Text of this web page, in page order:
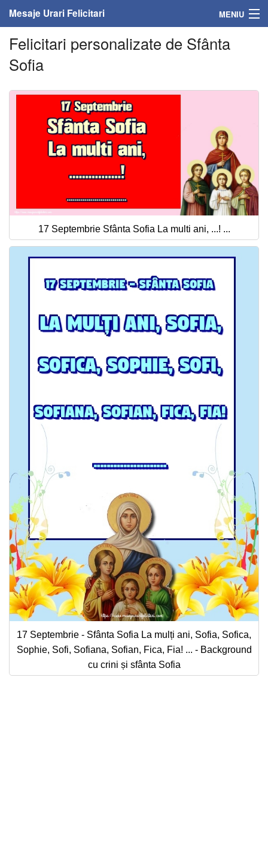
Mesaje Urari Felicitari MENIU
Home
Mesaje
Felicitari
Felicitari cu nume
Felicitari persoane
Felicitari varsta
Felicitari zilele anului
Felicitari muzicale personalizate
Felicitari animate
Conecteaza-te
Felicitari personalizate de Sfânta
Sofia
17 Septembrie Sfânta Sofia La multi ani, ...! ...
17 Septembrie - Sfânta Sofia La mulți ani, Sofia, Sofica,
Sophie, Sofi, Sofiana, Sofian, Fica, Fia! ... - Background
cu crini și sfânta Sofia